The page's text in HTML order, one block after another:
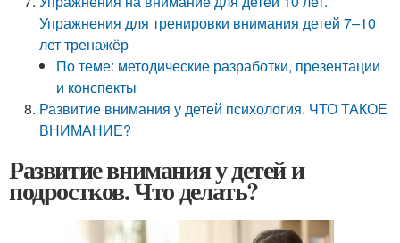
Упражнения для тренировки внимания детей 7–10
лет тренажёр
По теме: методические разработки, презентации
и конспекты
Развитие внимания у детей психология. ЧТО ТАКОЕ
ВНИМАНИЕ?
Развитие внимания у детей и
подростков. Что делать?